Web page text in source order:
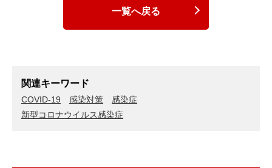
一覧へ戻る
関連キーワード
COVID-19 感染対策
感染症
新型コロナウイルス感染症